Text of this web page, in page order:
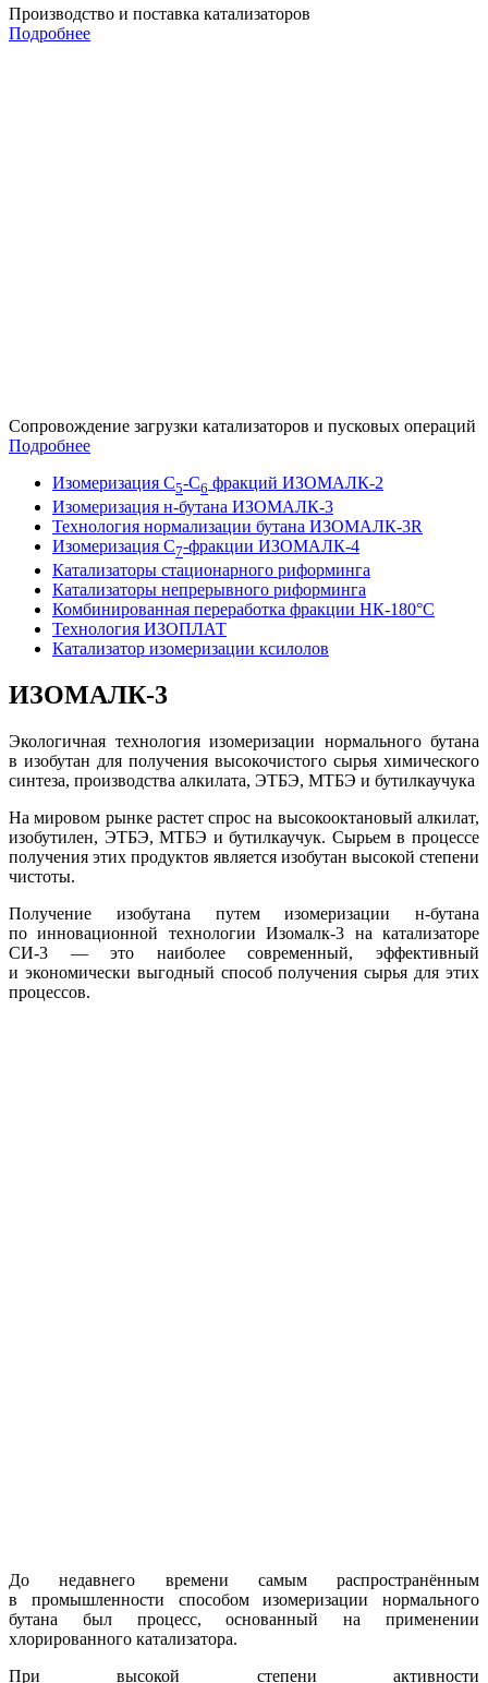
Производство и поставка катализаторов
Подробнее
Сопровождение загрузки катализаторов и пусковых операций
Подробнее
Изомеризация С5-С6 фракций ИЗОМАЛК-2
Изомеризация н-бутана ИЗОМАЛК-3
Технология нормализации бутана ИЗОМАЛК-3R
Изомеризация С7-фракции ИЗОМАЛК-4
Катализаторы стационарного риформинга
Катализаторы непрерывного риформинга
Комбинированная переработка фракции НК-180°С
Технология ИЗОПЛАТ
Катализатор изомеризации ксилолов
ИЗОМАЛК-3
Экологичная технология изомеризации нормального бутана
в изобутан для получения высокочистого сырья химического
синтеза, производства алкилата, ЭТБЭ, МТБЭ и бутилкаучука
На мировом рынке растет спрос на высокооктановый алкилат,
изобутилен, ЭТБЭ, МТБЭ и бутилкаучук. Сырьем в процессе
получения этих продуктов является изобутан высокой степени
чистоты.
Получение изобутана путем изомеризации н-бутана
по инновационной технологии Изомалк-3 на катализаторе
СИ-3 — это наиболее современный, эффективный
и экономически выгодный способ получения сырья для этих
процессов.
До недавнего времени самым распространённым
в промышленности способом изомеризации нормального
бутана был процесс, основанный на применении
хлорированного катализатора.
При высокой степени активности